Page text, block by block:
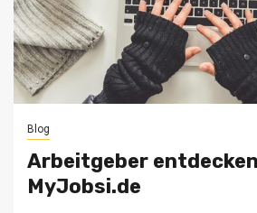
Blog
Arbeitgeber
MyJobsi.de